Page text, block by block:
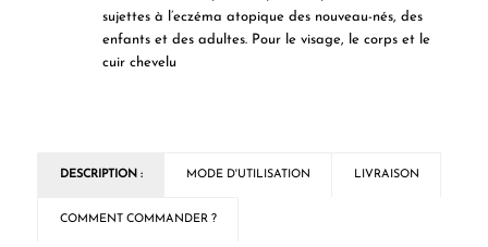
sujettes à l’eczéma atopique des nouveau-nés, des
enfants et des adultes. Pour le visage, le corps et le
cuir chevelu
DESCRIPTION : MODE D'UTILISATION LIVRAISON
COMMENT COMMANDER ?